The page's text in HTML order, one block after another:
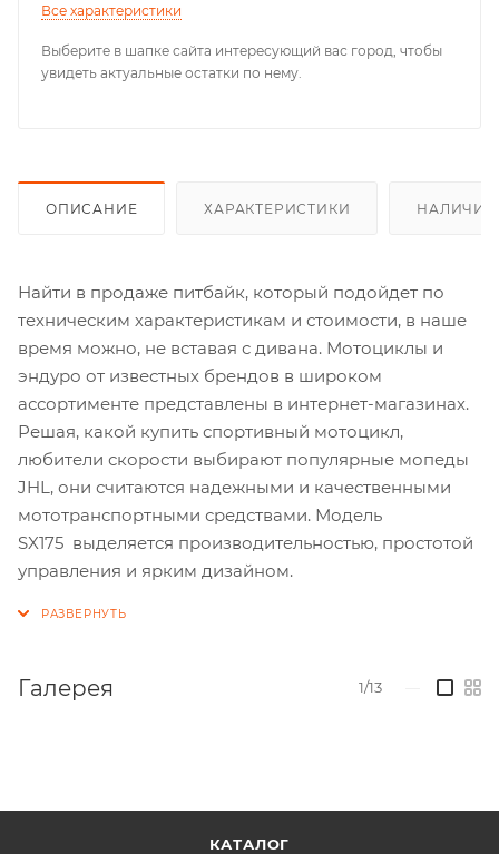
Все характеристики
Выберите в шапке сайта интересующий вас город, чтобы
увидеть актуальные остатки по нему.
ОПИСАНИЕ ХАРАКТЕРИСТИКИ НАЛИЧИЕ
Найти в продаже питбайк, который подойдет по
техническим характеристикам и стоимости, в наше
время можно, не вставая с дивана. Мотоциклы и
эндуро от известных брендов в широком
ассортименте представлены в интернет-магазинах.
Решая, какой купить спортивный мотоцикл,
любители скорости выбирают популярные мопеды
JHL, они считаются надежными и качественными
мототранспортными средствами. Модель
SX175 выделяется производительностью, простотой
управления и ярким дизайном.
Галерея 1/13
КАТАЛОГ